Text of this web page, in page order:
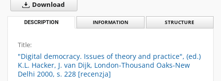
Download
DESCRIPTION INFORMATION STRUCTURE
Title:
"Digital democracy. Issues of theory and practice", (ed.)
K.L. Hacker, J. van Dijk, London-Thousand Oaks-New
Delhi 2000, s. 228 [recenzja]